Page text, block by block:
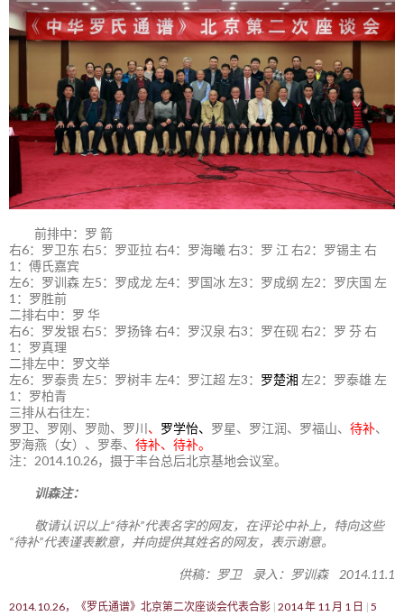
前排中：罗 箭
右6：罗卫东 右5：罗亚拉 右4：罗海曦 右3：罗 江 右2：罗锡主 右
1：傅氏嘉宾
左6：罗训森 左5：罗成龙 左4：罗国冰 左3：罗成纲 左2：罗庆国 左
1：罗胜前
二排右中：罗 华
右6：罗发银 右5：罗扬锋 右4：罗汉泉 右3：罗在砚 右2：罗 芬 右
1：罗真理
二排左中：罗文举
左6：罗泰贵 左5：罗树丰 左4：罗江超 左3： 罗楚湘 左2：罗泰雄 左
1：罗柏青
三排从右往左：
罗卫、罗刚、罗勋、罗川 、 罗学怡、 罗星、罗江润、罗福山、 待补、
罗海燕（女）、罗奉、 待补、待补。
注：2014.10.26，摄于丰台总后北京基地会议室。
训森注：
敬请认识以上“待补”代表名字的网友，在评论中补上，特向这些
“待补”代表谨表歉意，并向提供其姓名的网友，表示谢意。
供稿：罗卫 录入：罗训森 2014.11.1
2014.10.26，《罗氏通谱》北京第二次座谈会代表合影 2014 年 11 月 1 日 5